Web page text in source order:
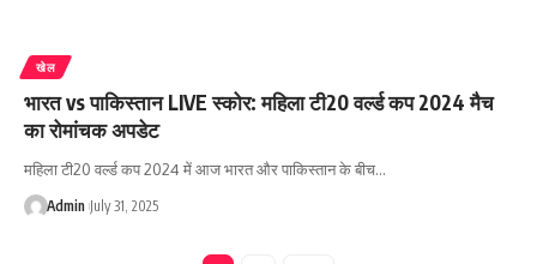
खेल
भारत vs पाकिस्तान LIVE स्कोर: महिला टी20 वर्ल्ड कप 2024 मैच
का रोमांचक अपडेट
महिला टी20 वर्ल्ड कप 2024 में आज भारत और पाकिस्तान के बीच…
Admin July 31, 2025